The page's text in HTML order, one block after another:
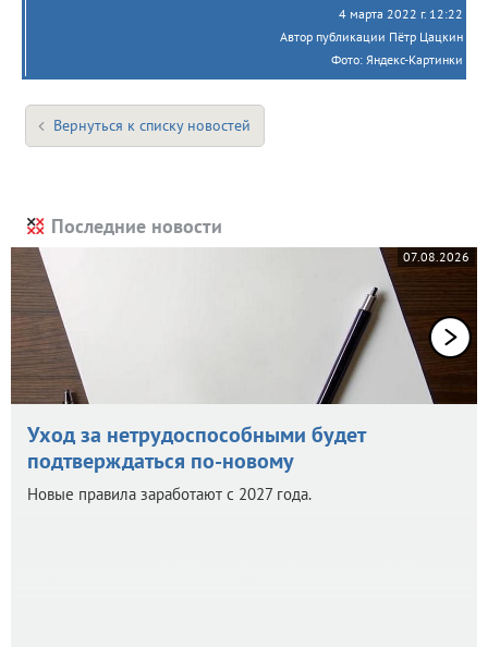
4 марта 2022 г. 12:22
Автор публикации Пётр Цацкин
Фото: Яндекс-Картинки
Вернуться к списку новостей
Последние новости
07.08.2026
Уход за нетрудоспособными будет
подтверждаться по-новому
Новые правила заработают с 2027 года.